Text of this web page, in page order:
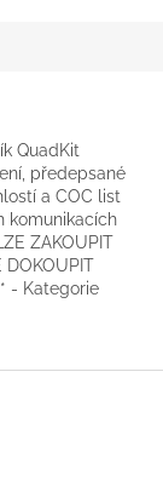
QuadKit
předepsané
a COC list
komunikacích
ZAKOUPIT
DOKOUPIT
- Kategorie